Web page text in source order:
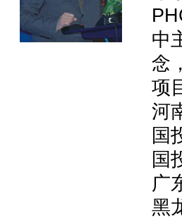
中
念
项
河
国
国
广
黑